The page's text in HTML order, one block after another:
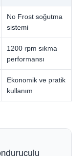
No Frost soğutma
sistemi
1200 rpm sıkma
performansı
Ekonomik ve pratik
kullanım